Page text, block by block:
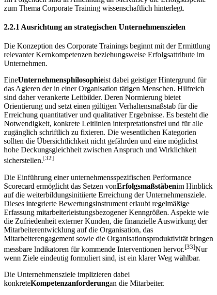
zum Thema Corporate Training wissenschaftlich hinterlegt.
2.2.1 Ausrichtung an strategischen Unternehmenszielen
Die Konzeption des Corporate Trainings beginnt mit der Ermittlung
relevanter Kernkompetenzen beziehungsweise Erfolgsattribute im
Unternehmen.
EineUnternehmensphilosophieist dabei geistiger Hintergrund für
das Agieren der in einer Organisation tätigen Menschen. Hilfreich
sind daher verankerte Leitbilder. Deren Normierung bietet
Orientierung und setzt einen gültigen Verhaltensmaßstab für die
Erreichung quantitativer und qualitativer Ergebnisse. Es besteht die
Notwendigkeit, konkrete Leitlinien interpretationsfrei und für alle
zugänglich schriftlich zu fixieren. Die wesentlichen Kategorien
sollten die Übersichtlichkeit nicht gefährden und eine möglichst
hohe Deckungsgleichheit zwischen Anspruch und Wirklichkeit
sicherstellen.[32]
Die Einführung einer unternehmensspezifischen Performance
Scorecard ermöglicht das Setzen vonErfolgsmaßstäbenim Hinblick
auf die weiterbildungsinitiierte Erreichung der Unternehmensziele.
Dieses integrierte Bewertungsinstrument erlaubt regelmäßige
Erfassung mitarbeiterleistungsbezogener Kenngrößen. Aspekte wie
die Zufriedenheit externer Kunden, die finanzielle Auswirkung der
Mitarbeiterentwicklung auf die Organisation, das
Mitarbeiterengagement sowie die Organisationsproduktivität bringen
messbare Indikatoren für kommende Interventionen hervor.[33]Nur
wenn Ziele eindeutig formuliert sind, ist ein klarer Weg wählbar.
Die Unternehmensziele implizieren dabei
konkreteKompetenzanforderungan die Mitarbeiter.